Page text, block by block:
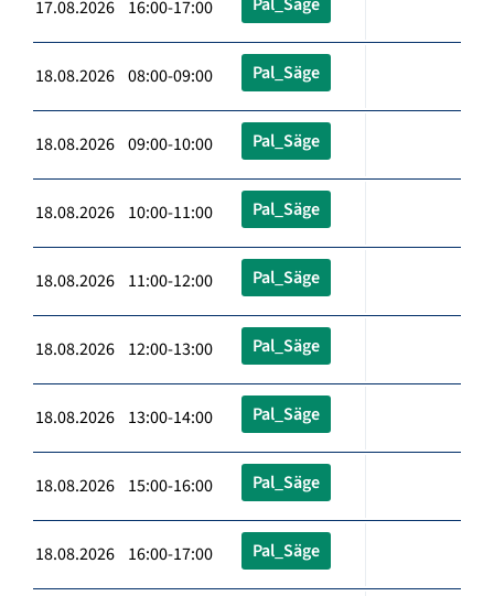
17.08.2026 16:00-17:00
18.08.2026 08:00-09:00 Pal_Säge
18.08.2026 09:00-10:00 Pal_Säge
18.08.2026 10:00-11:00 Pal_Säge
18.08.2026 11:00-12:00 Pal_Säge
18.08.2026 12:00-13:00 Pal_Säge
18.08.2026 13:00-14:00 Pal_Säge
18.08.2026 15:00-16:00 Pal_Säge
18.08.2026 16:00-17:00 Pal_Säge